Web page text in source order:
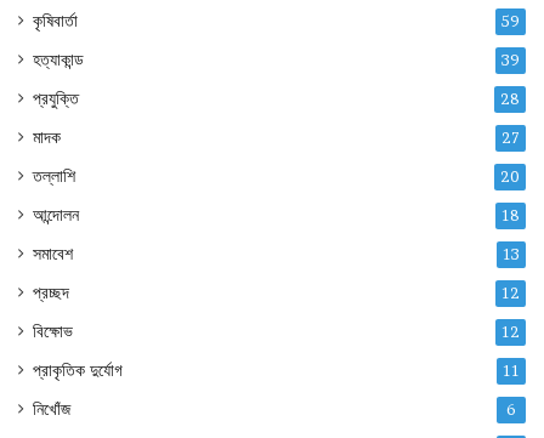
কৃষিবার্তা 59
হত্যাকান্ড 39
প্রযুক্তি 28
মাদক 27
তল্লাশি 20
আন্দোলন 18
সমাবেশ 13
প্রচ্ছদ 12
বিক্ষোভ 12
প্রাকৃতিক দুর্যোগ 11
নিখোঁজ 6